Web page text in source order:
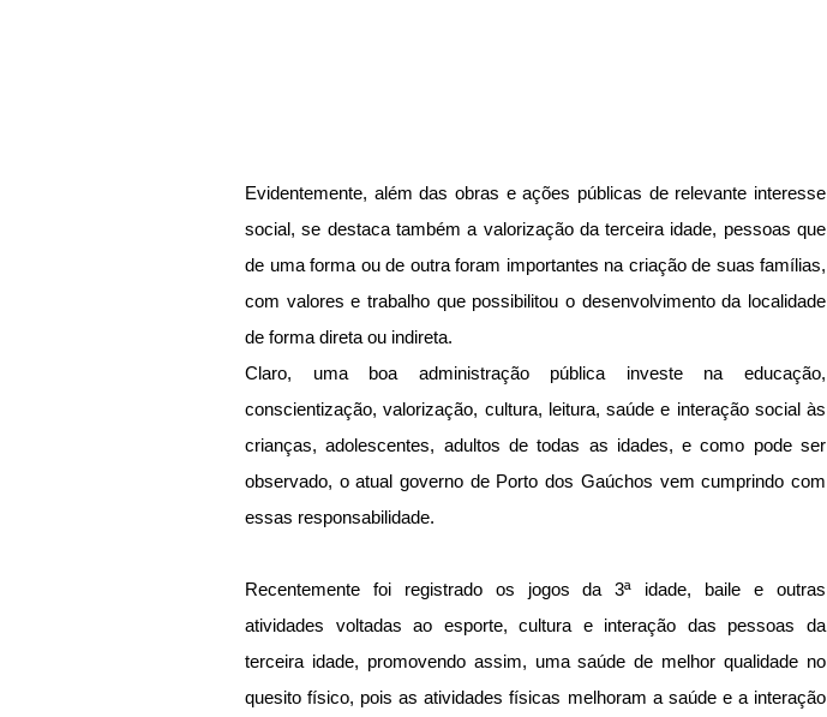
Evidentemente, além das obras e ações públicas de relevante interesse
social, se destaca também a valorização da terceira idade, pessoas que
de uma forma ou de outra foram importantes na criação de suas famílias,
com valores e trabalho que possibilitou o desenvolvimento da localidade
de forma direta ou indireta.
Claro, uma boa administração pública investe na educação,
conscientização, valorização, cultura, leitura, saúde e interação social às
crianças, adolescentes, adultos de todas as idades, e como pode ser
observado, o atual governo de Porto dos Gaúchos vem cumprindo com
essas responsabilidade.
Recentemente foi registrado os jogos da 3ª idade, baile e outras
atividades voltadas ao esporte, cultura e interação das pessoas da
terceira idade, promovendo assim, uma saúde de melhor qualidade no
quesito físico, pois as atividades físicas melhoram a saúde e a interação